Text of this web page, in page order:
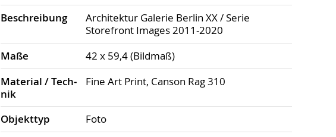
Beschrei­bung
Architektur Galerie Berlin XX / Serie
Storefront Images 2011-2020
Maße
42 x 59,4 (Bildmaß)
Material / Tech­
nik
Fine Art Print, Canson Rag 310
Objekt­typ
Foto